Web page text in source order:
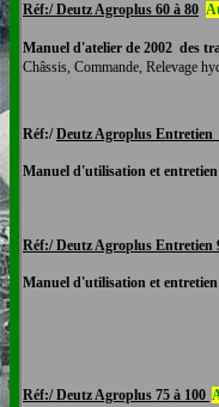
Réf:/ Deutz Agroplus 60 à 80
Manuel d'atelier de 2002 des
Châssis, Commande, Relevage
Réf:/Deutz Agroplus Entretien
Manuel d'utilisation et
Réf:/ Deutz Agroplus Entretien
Manuel d'utilisation et
Réf:/ Deutz Agroplus 75 à 100